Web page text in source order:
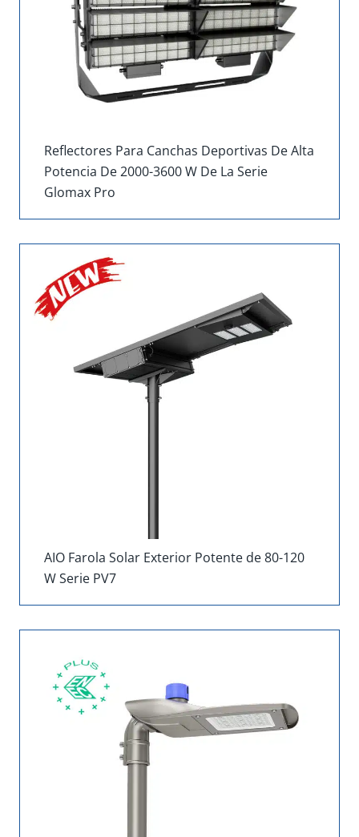
Reflectores Para Canchas Deportivas De Alta
Potencia De 2000-3600 W De La Serie
Glomax Pro
AIO Farola Solar Exterior Potente de 80-120
W Serie PV7